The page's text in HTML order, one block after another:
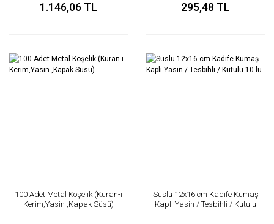
1.146,06 TL 295,48 TL
100 Adet Metal Köşelik (Kuran-ı
Kerim,Yasin ,Kapak Süsü)
Süslü 12x16 cm Kadife Kumaş
Kaplı Yasin / Tesbihli / Kutulu